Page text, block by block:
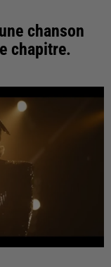
chanson
chapitre.